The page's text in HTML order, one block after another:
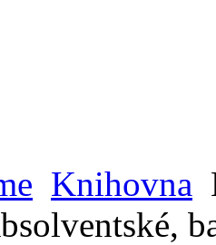
Knihovna